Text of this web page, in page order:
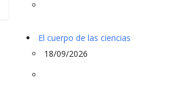
El cuerpo de las ciencias
18/09/2026